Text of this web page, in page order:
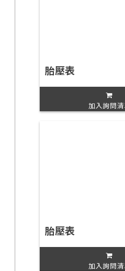
胎壓表
加入詢問
胎壓表
加入詢問